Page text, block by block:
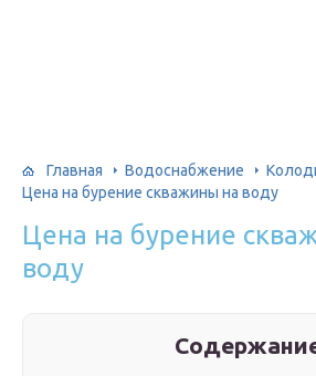
Главная Водоснабжение
Цена на бурение скважины на воду
Цена на бурение
воду